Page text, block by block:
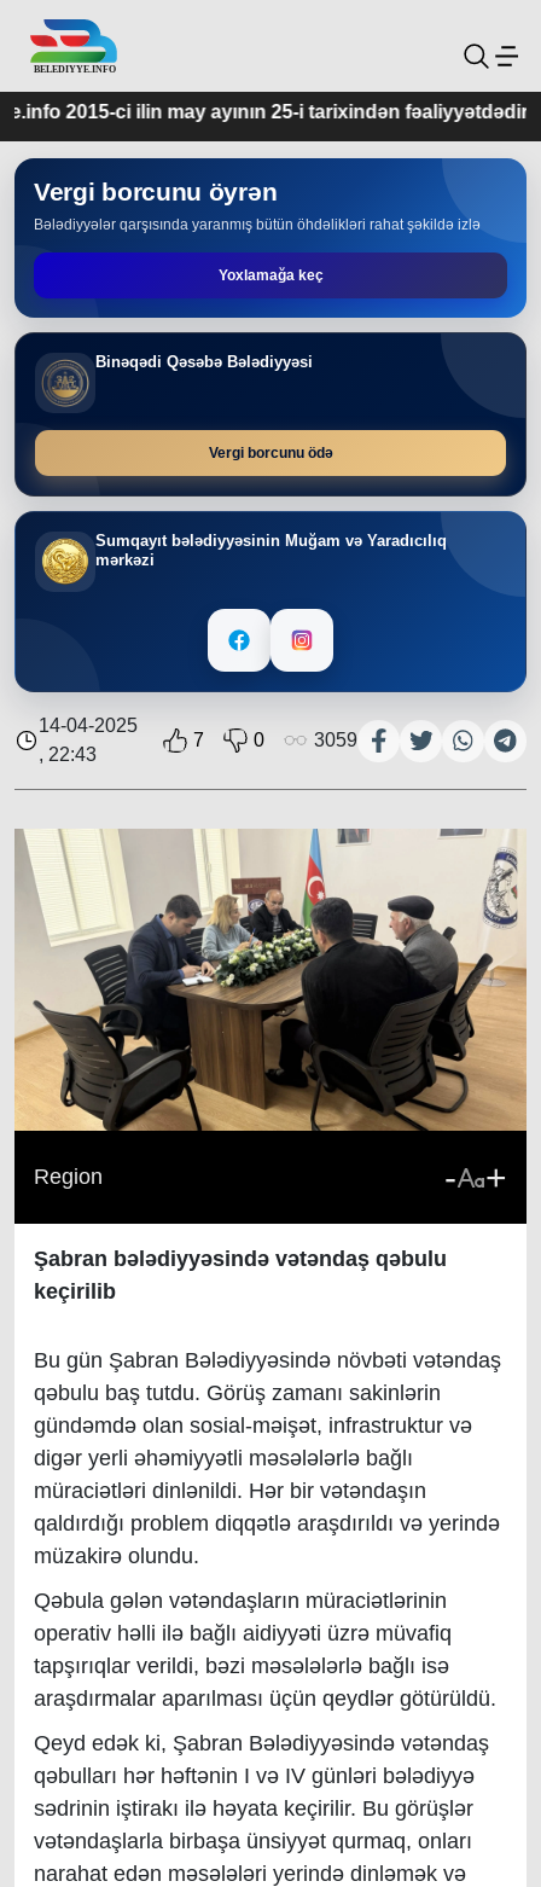
ayının 25-i tarixindən fəaliyyətdədir.
Vergi borcunu öyrən
Bələdiyyələr qarşısında yaranmış bütün öhdəlikləri rahat şəkildə izlə
Yoxlamağa keç
Binəqədi Qəsəbə Bələdiyyəsi
Vergi borcunu ödə
Sumqayıt bələdiyyəsinin Muğam və Yaradıcılıq
mərkəzi
14-04-2025
, 22:43
7 0 3059
Region - +
Şabran bələdiyyəsində vətəndaş qəbulu
keçirilib
Bu gün Şabran Bələdiyyəsində növbəti vətəndaş
qəbulu baş tutdu. Görüş zamanı sakinlərin
gündəmdə olan sosial-məişət, infrastruktur və
digər yerli əhəmiyyətli məsələlərlə bağlı
müraciətləri dinlənildi. Hər bir vətəndaşın
qaldırdığı problem diqqətlə araşdırıldı və yerində
müzakirə olundu.
Qəbula gələn vətəndaşların müraciətlərinin
operativ həlli ilə bağlı aidiyyəti üzrə müvafiq
tapşırıqlar verildi, bəzi məsələlərlə bağlı isə
araşdırmalar aparılması üçün qeydlər götürüldü.
Qeyd edək ki, Şabran Bələdiyyəsində vətəndaş
qəbulları hər həftənin I və IV günləri bələdiyyə
sədrinin iştirakı ilə həyata keçirilir. Bu görüşlər
vətəndaşlarla birbaşa ünsiyyət qurmaq, onları
narahat edən məsələləri yerində dinləmək və